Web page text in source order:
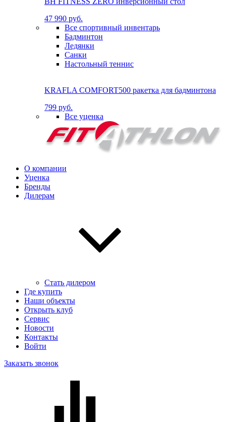
47 990 руб.
Все спортивный инвентарь
Бадминтон
Ледянки
Санки
Настольный теннис
KRAFLA COMFORT500 ракетка для бадминтона
799 руб.
Все уценка
О компании
Уценка
Бренды
Дилерам
Стать дилером
Где купить
Наши объекты
Открыть клуб
Сервис
Новости
Контакты
Войти
Заказать звонок